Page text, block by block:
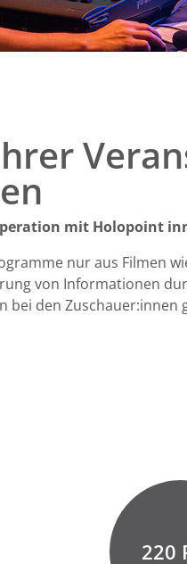
mit Holopoint
nur aus Filmen
von Informationen
den Zuschauer:innen
220